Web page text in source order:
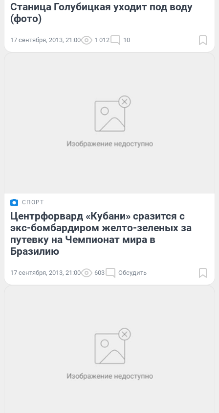
Станица Голубицкая уходит под воду
(фото)
17 сентября, 2013, 21:00 1 012 10
СПОРТ
Центрфорвард «Кубани» сразится с
экс-бомбардиром желто-зеленых за
путевку на Чемпионат мира в
Бразилию
17 сентября, 2013, 21:00 603 Обсудить